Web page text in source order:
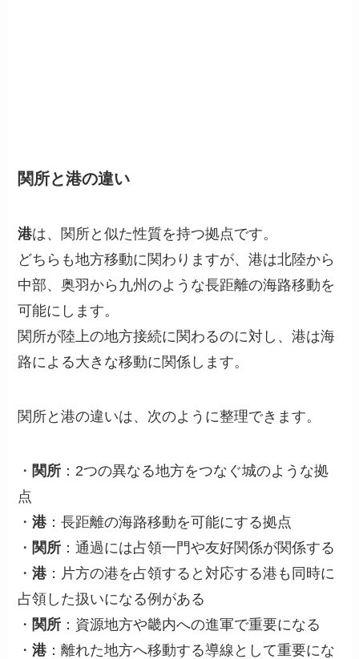
関所と港の違い
港は、関所と似た性質を持つ拠点です。
どちらも地方移動に関わりますが、港は北陸から
中部、奥羽から九州のような長距離の海路移動を
可能にします。
関所が陸上の地方接続に関わるのに対し、港は海
路による大きな移動に関係します。
関所と港の違いは、次のように整理できます。
・ 関所 ：2つの異なる地方をつなぐ城のような拠
点
・港 ：長距離の海路移動を可能にする拠点
・ 関所 ：通過には占領一門や友好関係が関係する
・港 ：片方の港を占領すると対応する港も同時に
占領した扱いになる例がある
・ 関所 ：資源地方や畿内への進軍で重要になる
・港 ：離れた地方へ移動する導線として重要にな